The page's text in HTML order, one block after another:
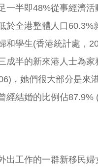
一半即48%從事經濟活
於全港整體人口 60.3%
和學生(香港統計處，
成半的新來港人士為家
，她們很大部分是來
經結婚的比例佔87.9%
出工作的一群新移民婦